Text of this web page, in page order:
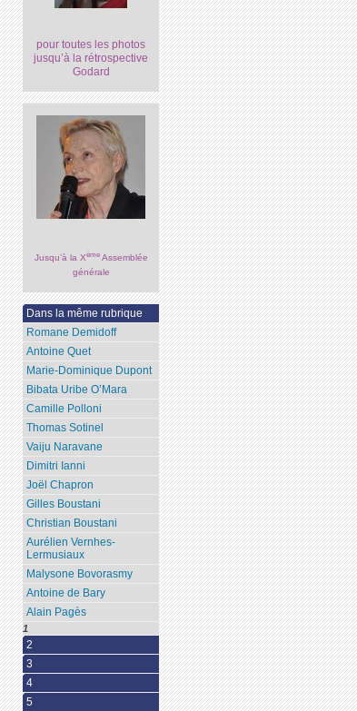
pour toutes les photos
jusqu’à la rétrospective
Godard
Jusqu’à la XèmeAssemblée
générale
Dans la même rubrique
Romane Demidoff
Antoine Quet
Marie-Dominique Dupont
Bibata Uribe O’Mara
Camille Polloni
Thomas Sotinel
Vaiju Naravane
Dimitri Ianni
Joël Chapron
Gilles Boustani
Christian Boustani
Aurélien Vernhes-
Lermusiaux
Malysone Bovorasmy
Antoine de Bary
Alain Pagès
1
2
3
4
5